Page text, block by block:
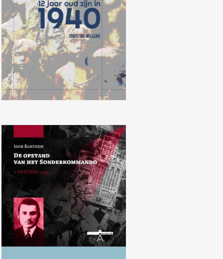
Igor Bartosik, “De opstand van
het Sonderkommando, 7 oktober
1944”